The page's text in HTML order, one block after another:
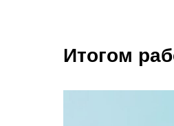
Итогом